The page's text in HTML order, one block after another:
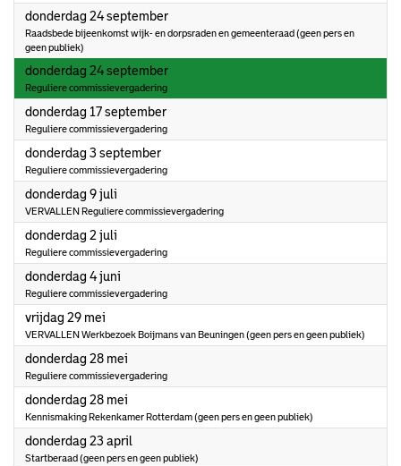
donderdag 24 september2026
Raadsbede bijeenkomst wijk- en dorpsraden en gemeenteraad (geen pers en
geen publiek)
donderdag 24 september2026
Reguliere commissievergadering
donderdag 17 september2026
Reguliere commissievergadering
donderdag 3 september2026
Reguliere commissievergadering
donderdag 9 juli
VERVALLEN Reguliere commissievergadering
donderdag 2 juli
Reguliere commissievergadering
donderdag 4 juni
Reguliere commissievergadering
vrijdag 29 mei
VERVALLEN Werkbezoek Boijmans van Beuningen (geen pers en geen publiek)
donderdag 28 mei
Reguliere commissievergadering
donderdag 28 mei
Kennismaking Rekenkamer Rotterdam (geen pers en geen publiek)
donderdag 23 april
Startberaad (geen pers en geen publiek)